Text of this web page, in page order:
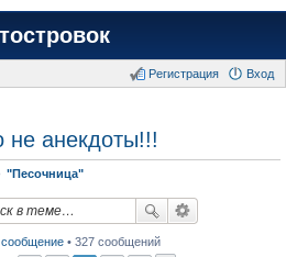
Вход
Регистрация
не анекдоты!!!
"Песочница"
• 327 сообщений